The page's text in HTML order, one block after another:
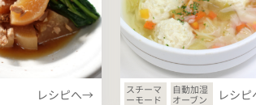
レシピへ→
スチーマ
ーモード
自動加湿
オーブン
レシ